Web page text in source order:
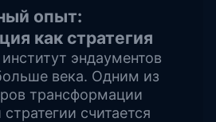
опыт:
как стратегия
эндаументов
века. Одним из
трансформации
считается